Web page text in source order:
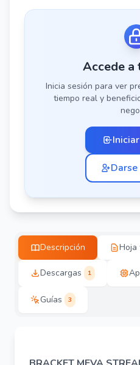
Accede a
Inicia sesión para ver
tiempo real y
Descripción Hoja
Descargas 1
Guías 3